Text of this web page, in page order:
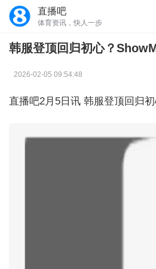
直播吧
体育资讯，快人一步
韩服登顶回归初心？
2026-02-05 09:54:48
直播吧2月5日讯 韩服登顶回归